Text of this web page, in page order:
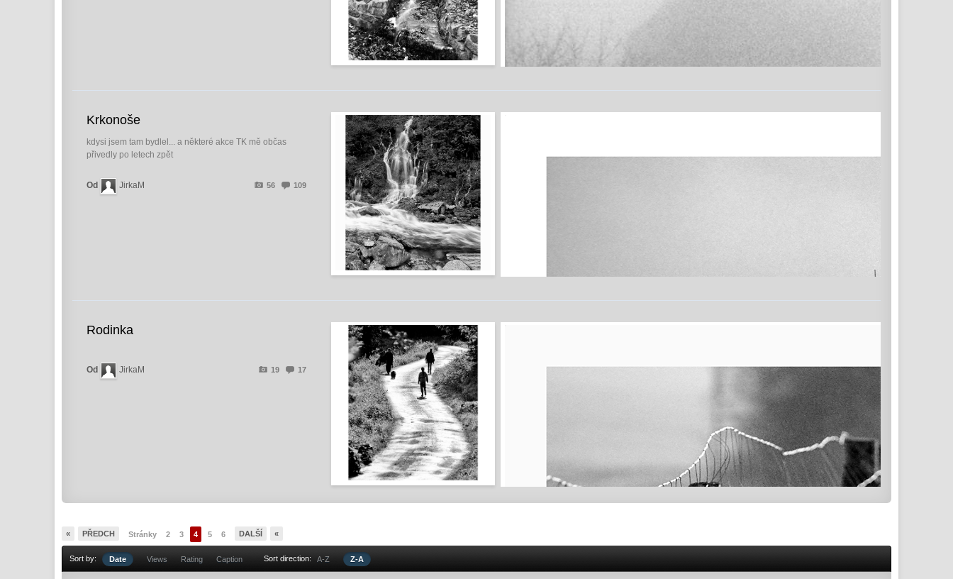
Krkonoše
kdysi jsem tam bydlel... a některé akce TK mě občas
přivedly po letech zpět
56 109
Od JirkaM
Rodinka
19 17
Od JirkaM
« PŘEDCH Stránky 2 3 4 5 6 DALŠÍ «
Sort by: Date Views Rating Caption Sort direction: A-Z Z-A